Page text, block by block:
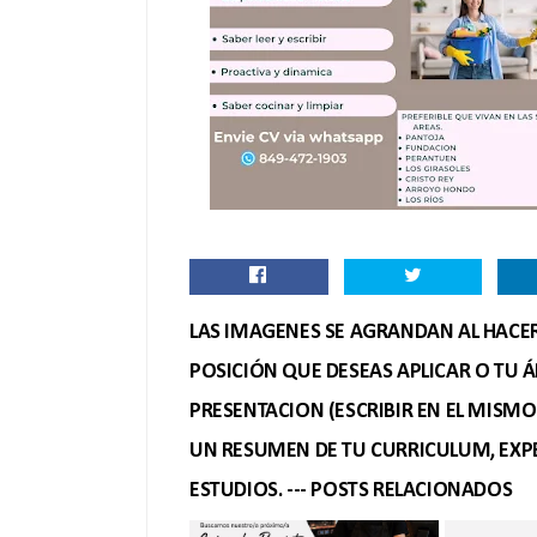
LAS IMAGENES SE AGRANDAN AL
POSICIÓN QUE DESEAS APLICAR O TU
PRESENTACION (ESCRIBIR EN EL
UN RESUMEN DE TU CURRICULUM,
ESTUDIOS. --- POSTS RELACIONADOS